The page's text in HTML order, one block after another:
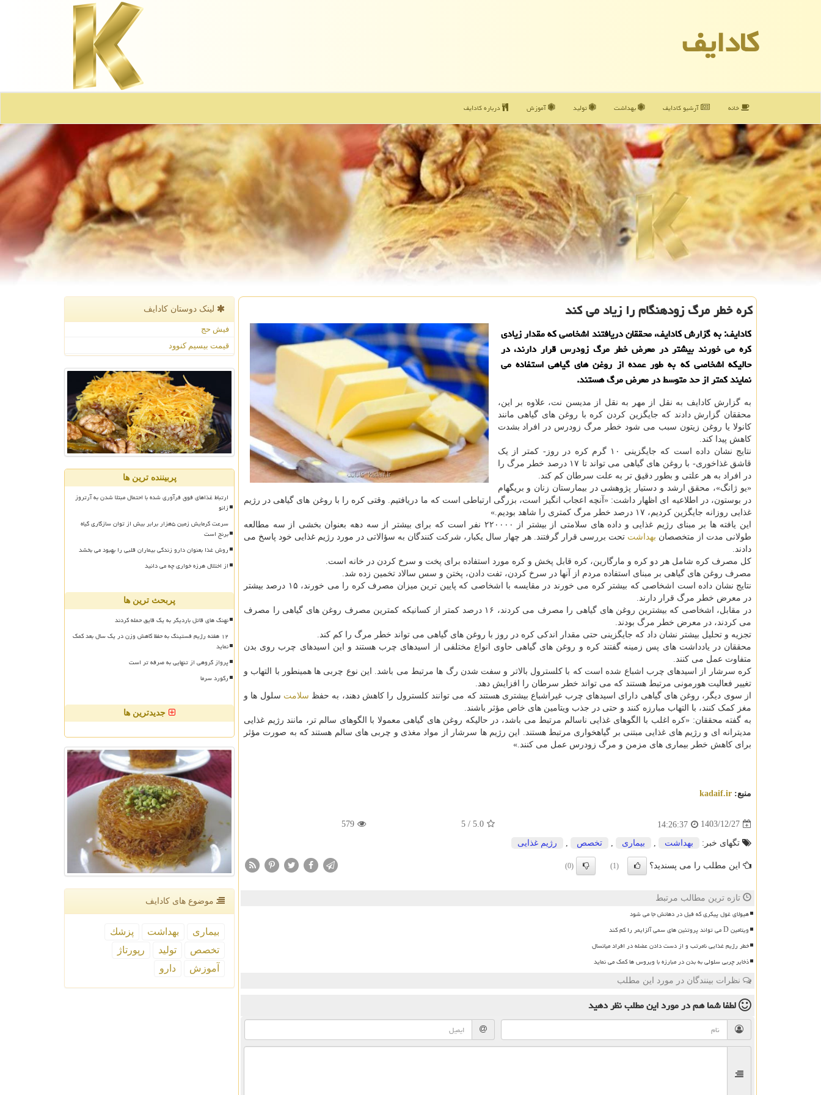
كادایف
خانه آرشیو كادایف بهداشت تولید آموزش درباره كادایف
کره خطر مرگ زودهنگام را زیاد می کند
کادایف: به گزارش کادایف، محققان دریافتند اشخاصی که مقدار زیادی
کره می خورند بیشتر در معرض خطر مرگ زودرس قرار دارند، در
حالیکه اشخاصی که به طور عمده از روغن های گیاهی استفاده می
نمایند کمتر از حد متوسط در معرض مرگ هستند.
به گزارش کادایف به نقل از مهر به نقل از مدیسن نت، علاوه بر این،
محققان گزارش دادند که جایگزین کردن کره با روغن های گیاهی مانند
کانولا یا روغن زیتون سبب می شود خطر مرگ زودرس در افراد بشدت
کاهش پیدا کند.
نتایج نشان داده است که جایگزینی ۱۰ گرم کره در روز- کمتر از یک
قاشق غذاخوری- با روغن های گیاهی می تواند تا ۱۷ درصد خطر مرگ را
در افراد به هر علتی و بطور دقیق تر به علت سرطان کم کند.
«یو ژانگ»، محقق ارشد و دستیار پژوهشی در بیمارستان زنان و بریگهام
در بوستون، در اطلاعیه ای اظهار داشت: «آنچه اعجاب انگیز است، بزرگی ارتباطی است که ما دریافتیم. وقتی کره را با روغن های گیاهی در رژیم
غذایی روزانه جایگزین کردیم، ۱۷ درصد خطر مرگ کمتری را شاهد بودیم.»
این یافته ها بر مبنای رژیم غذایی و داده های سلامتی از بیشتر از ۲۲۰۰۰۰ نفر است که برای بیشتر از سه دهه بعنوان بخشی از سه مطالعه
طولانی مدت از متخصصان بهداشت تحت بررسی قرار گرفتند. هر چهار سال یکبار، شرکت کنندگان به سؤالاتی در مورد رژیم غذایی خود پاسخ می
دادند.
کل مصرف کره شامل هر دو کره و مارگارین، کره قابل پخش و کره مورد استفاده برای پخت و سرخ کردن در خانه است.
مصرف روغن های گیاهی بر مبنای استفاده مردم از آنها در سرخ کردن، تفت دادن، پختن و سس سالاد تخمین زده شد.
نتایج نشان داده است اشخاصی که بیشتر کره می خورند در مقایسه با اشخاصی که پایین ترین میزان مصرف کره را می خورند، ۱۵ درصد بیشتر
در معرض خطر مرگ قرار دارند.
در مقابل، اشخاصی که بیشترین روغن های گیاهی را مصرف می کردند، ۱۶ درصد کمتر از کسانیکه کمترین مصرف روغن های گیاهی را مصرف
می کردند، در معرض خطر مرگ بودند.
تجزیه و تحلیل بیشتر نشان داد که جایگزینی حتی مقدار اندکی کره در روز با روغن های گیاهی می تواند خطر مرگ را کم کند.
محققان در یادداشت های پس زمینه گفتند کره و روغن های گیاهی حاوی انواع مختلفی از اسیدهای چرب هستند و این اسیدهای چرب روی بدن
متفاوت عمل می کنند.
کره سرشار از اسیدهای چرب اشباع شده است که با کلسترول بالاتر و سفت شدن رگ ها مرتبط می باشد. این نوع چربی ها همینطور با التهاب و
تغییر فعالیت هورمونی مرتبط هستند که می تواند خطر سرطان را افزایش دهد.
از سوی دیگر، روغن های گیاهی دارای اسیدهای چرب غیراشباع بیشتری هستند که می توانند کلسترول را کاهش دهند، به حفظ سلامت سلول ها و
مغز کمک کنند، با التهاب مبارزه کنند و حتی در جذب ویتامین های خاص مؤثر باشند.
به گفته محققان: «کره اغلب با الگوهای غذایی ناسالم مرتبط می باشد، در حالیکه روغن های گیاهی معمولا با الگوهای سالم تر، مانند رژیم غذایی
مدیترانه ای و رژیم های غذایی مبتنی بر گیاهخواری مرتبط هستند. این رژیم ها سرشار از مواد مغذی و چربی های سالم هستند که به صورت مؤثر
برای کاهش خطر بیماری های مزمن و مرگ زودرس عمل می کنند.»
منبع: kadaif.ir
1403/12/27
14:26:37
5.0
/
5
579
تگهای خبر: بهداشت , بیماری , تخصص , رژیم غذایی
این مطلب را می پسندید؟ (1)
(0)
تازه ترین مطالب مرتبط
هیولای غول پیکری که فیل در دهانش جا می شود
ویتامین D می تواند پروتئین های سمی آلزایمر را کم کند
خطر رژیم غذایی نامرتب و از دست دادن عضله در افراد میانسال
ذخایر چربی سلولی به بدن در مبارزه با ویروس ها کمک می نماید
نظرات بینندگان در مورد این مطلب
لطفا شما همدر مورد این مطلبنظر دهید
لینک دوستان كادایف
فیش حج
قیمت بیسیم کنوود
پربیننده ترین ها
ارتباط غذاهای فوق فرآوری شده با احتمال مبتلا شدن به آرتروز
زانو
سرعت گرمایش زمین ۵هزار برابر بیش از توان سازگاری گیاه
برنج است
روش غذا بعنوان دارو زندگی بیماران قلبی را بهبود می بخشد
از اختلال هرزه خواری چه می دانید
پربحث ترین ها
نهنگ های قاتل باردیگر به یک قایق حمله کردند
۱۲ هفته رژیم فستینگ به حفظ کاهش وزن در یک سال بعد کمک
نماید
پرواز گروهی از تنهایی به صرفه تر است
رکورد سرما
جدیدترین ها
موضوع های كادایف
بیماری بهداشت
پزشك
تخصص
تولید
رپورتاژ
آموزش
دارو